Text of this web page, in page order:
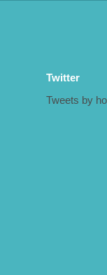
Twitter
Tweets by